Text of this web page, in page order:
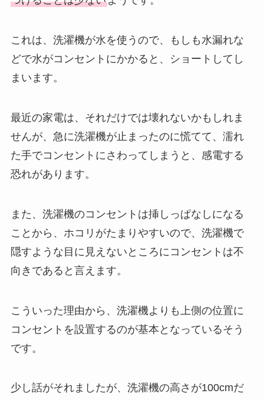
これは、洗濯機が水を使うので、もしも水漏れな
どで水がコンセントにかかると、ショートしてし
まいます。
最近の家電は、それだけでは壊れないかもしれま
せんが、急に洗濯機が止まったのに慌てて、濡れ
た手でコンセントにさわってしまうと、感電する
恐れがあります。
また、洗濯機のコンセントは挿しっぱなしになる
ことから、ホコリがたまりやすいので、洗濯機で
隠すような目に見えないところにコンセントは不
向きであると言えます。
こういった理由から、洗濯機よりも上側の位置に
コンセントを設置するのが基本となっているそう
です。
少し話がそれましたが、洗濯機の高さが100cmだ